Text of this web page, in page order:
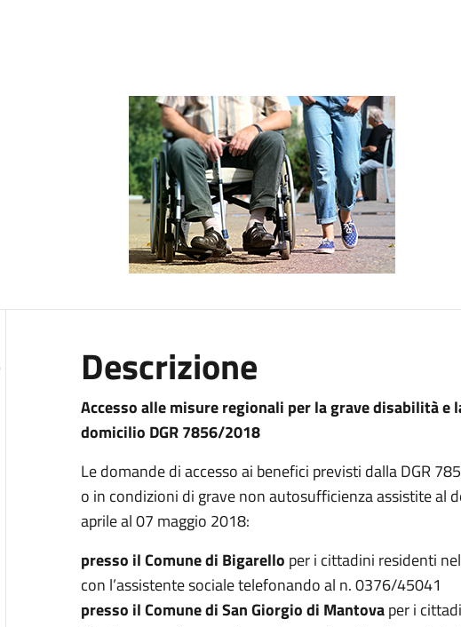
Descrizione
Accesso alle misure regionali per la grave disabilità
domicilio DGR 7856/2018
Le domande di accesso ai benefici previsti dalla DGR
o in condizioni di grave non autosufficienza assistite al
aprile al 07 maggio 2018:
presso il Comune di Bigarello per i cittadini residenti
con l’assistente sociale telefonando al n. 0376/45041
presso il Comune di San Giorgio di Mantovaper i